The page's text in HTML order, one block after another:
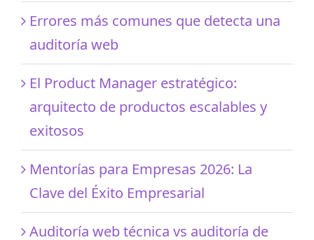
Errores más comunes que detecta una
auditoría web
El Product Manager estratégico:
arquitecto de productos escalables y
exitosos
Mentorías para Empresas 2026: La
Clave del Éxito Empresarial
Auditoría web técnica vs auditoría de